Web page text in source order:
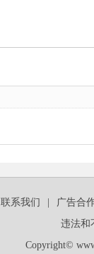
联系我们 广告合
违法和
Copyright©